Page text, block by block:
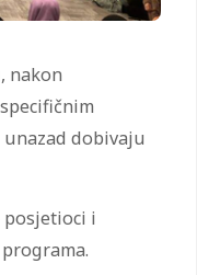
nakon
dobivaju
posjetioci i